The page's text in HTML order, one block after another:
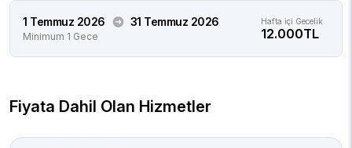
1 Temmuz 2026 31 Temmuz 2026
Minimum 1 Gece
Hafta içi Gecelik
12.000TL
Fiyata Dahil Olan Hizmetler